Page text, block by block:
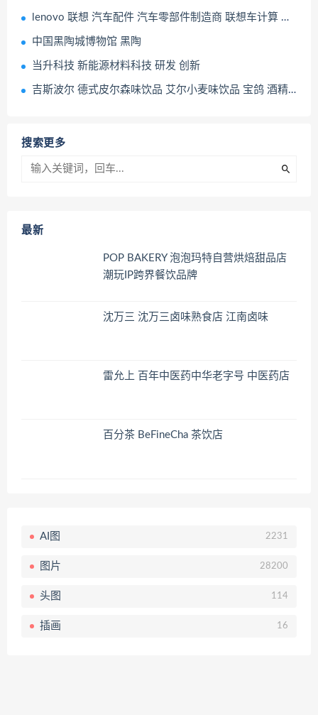
lenovo 联想 汽车配件 汽车零部件制造商 联想车计算 联想万象座舱AI平台
中国黑陶城博物馆 黑陶
当升科技 新能源材料科技 研发 创新
吉斯波尔 德式皮尔森味饮品 艾尔小麦味饮品 宝鸽 酒精饮料 果酒
搜索更多
最新
POP BAKERY 泡泡玛特自营烘焙甜品店
潮玩IP跨界餐饮品牌
沈万三 沈万三卤味熟食店 江南卤味
雷允上 百年中医药中华老字号 中医药店
百分茶 BeFineCha 茶饮店
AI图 2231
图片 28200
头图 114
插画 16